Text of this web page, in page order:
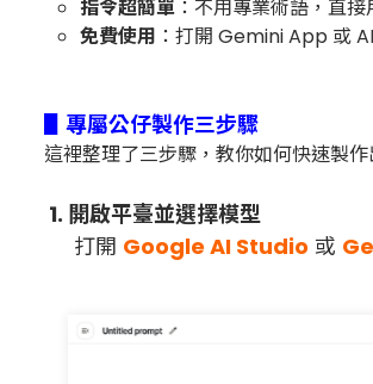
指令超簡單 ：不用專業術語，直
免費使用 ：打開 Gemini App 或
▋專屬公仔製作三步驟
這裡整理了三步驟，教你如何快速製
1. 開啟平臺並選擇模型
打開 Google AI Studio 或